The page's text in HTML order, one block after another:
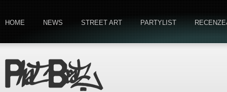
HOME NEWS STREET ART PARTYLIST